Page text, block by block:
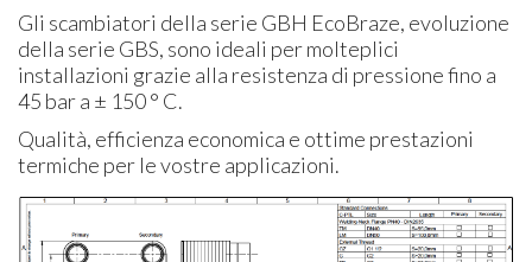
Gli scambiatori della serie GBH EcoBraze, evoluzione
della serie GBS, sono ideali per molteplici
installazioni grazie alla resistenza di pressione fino a
45 bar a ± 150 ° C.
Qualità, efficienza economica e ottime prestazioni
termiche per le vostre applicazioni.